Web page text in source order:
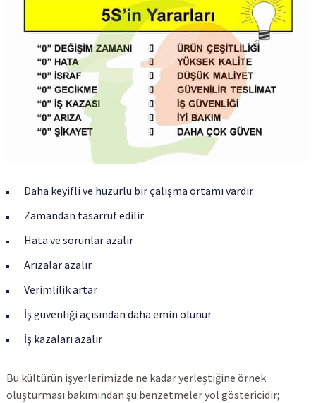
Daha keyifli ve huzurlu bir çalışma ortamı vardır
Zamandan tasarruf edilir
Hata ve sorunlar azalır
Arızalar azalır
Verimlilik artar
İş güvenliği açısından daha emin olunur
İş kazaları azalır
Bu kültürün işyerlerimizde ne kadar yerleştiğine örnek
oluşturması bakımından şu benzetmeler yol göstericidir;